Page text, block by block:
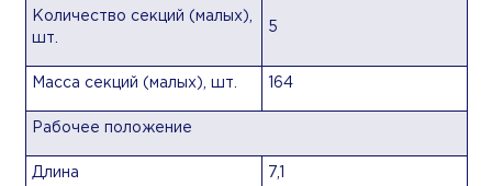
Количество секций (малых),
шт.
5
Масса секций (малых), шт. 164
Рабочее положение
Длина 7,1